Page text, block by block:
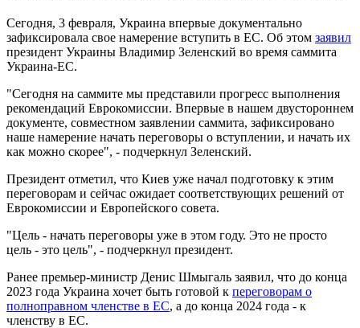
Сегодня, 3 февраля, Украина впервые документально
зафиксировала свое намерение вступить в ЕС. Об этом заявил
президент Украины Владимир Зеленский во время саммита
Украина-ЕС.
"Сегодня на саммите мы представили прогресс выполнения
рекомендаций Еврокомиссии. Впервые в нашем двустороннем
документе, совместном заявлении саммита, зафиксировано
наше намерение начать переговоры о вступлении, и начать их
как можно скорее", - подчеркнул Зеленский.
Президент отметил, что Киев уже начал подготовку к этим
переговорам и сейчас ожидает соответствующих решений от
Еврокомиссии и Европейского совета.
"Цель - начать переговоры уже в этом году. Это не просто
цель - это цель", - подчеркнул президент.
Ранее премьер-министр Денис Шмыгаль заявил, что до конца
2023 года Украина хочет быть готовой к переговорам о
полноправном членстве в ЕС, а до конца 2024 года - к
членству в ЕС.